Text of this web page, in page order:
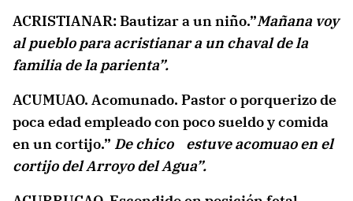
ACRISTIANAR: Bautizar a un niño.”Mañana voy
al pueblo para acristianar a un chaval de la
familia de la parienta”.
ACUMUAO. Acomunado. Pastor o porquerizo de
poca edad empleado con poco sueldo y comida
en un cortijo.” De chico estuve acomuao en el
cortijo del Arroyo del Agua”.